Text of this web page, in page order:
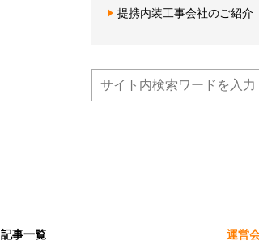
提携内装工事会社のご紹介
記事一覧
運営